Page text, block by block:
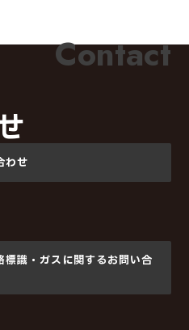
わせ
識・ガスに関するお問い合